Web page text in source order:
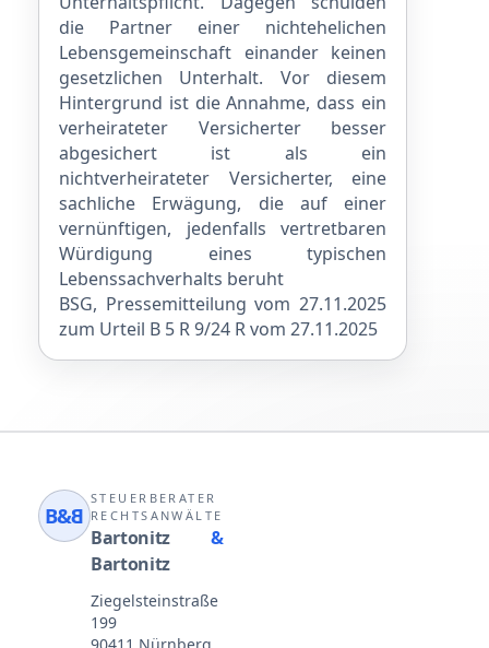
die Partner einer nichtehelichen
Lebensgemeinschaft einander keinen
gesetzlichen Unterhalt. Vor diesem
Hintergrund ist die Annahme, dass ein
verheirateter Versicherter besser
abgesichert ist als ein
nichtverheirateter Versicherter, eine
sachliche Erwägung, die auf einer
vernünftigen, jedenfalls vertretbaren
Würdigung eines typischen
Lebenssachverhalts beruht
BSG, Pressemitteilung vom 27.11.2025
zum Urteil B 5 R 9/24 R vom 27.11.2025
B&B
STEUERBERATER
RECHTSANWÄLTE
Bartonitz &
Bartonitz
Ziegelsteinstraße
199